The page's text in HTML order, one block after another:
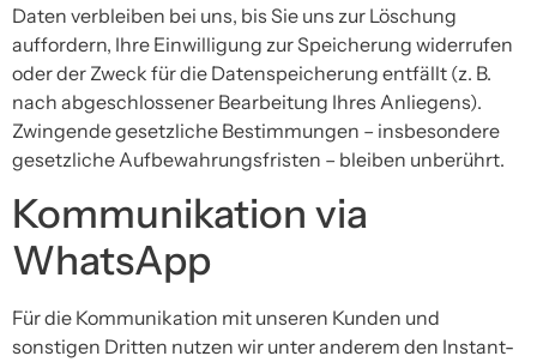
Daten verbleiben bei uns, bis Sie uns zur Löschung
auffordern, Ihre Einwilligung zur Speicherung widerrufen
oder der Zweck für die Datenspeicherung entfällt (z. B.
nach abgeschlossener Bearbeitung Ihres Anliegens).
Zwingende gesetzliche Bestimmungen – insbesondere
gesetzliche Aufbewahrungsfristen – bleiben unberührt.
Kommunikation via
WhatsApp
Für die Kommunikation mit unseren Kunden und
sonstigen Dritten nutzen wir unter anderem den Instant-